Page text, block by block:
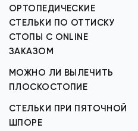
ОРТОПЕДИЧЕСКИЕ
СТЕЛЬКИ ПО ОТТИСКУ
СТОПЫ С ONLINE
ЗАКАЗОМ
МОЖНО ЛИ ВЫЛЕЧИТЬ
ПЛОСКОСТОПИЕ
СТЕЛЬКИ ПРИ ПЯТОЧНОЙ
ШПОРЕ